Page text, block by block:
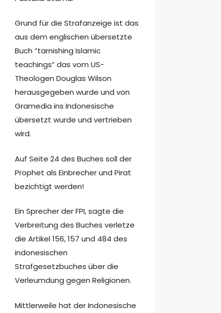
Grund für die Strafanzeige ist das
aus dem englischen übersetzte
Buch “tarnishing Islamic
teachings” das vom US-
Theologen Douglas Wilson
herausgegeben wurde und von
Gramedia ins Indonesische
übersetzt wurde und vertrieben
wird.
Auf Seite 24 des Buches soll der
Prophet als Einbrecher und Pirat
bezichtigt werden!
Ein Sprecher der FPI, sagte die
Verbreitung des Buches verletze
die Artikel 156, 157 und 484 des
indonesischen
Strafgesetzbuches über die
Verleumdung gegen Religionen.
Mittlerweile hat der Indonesische